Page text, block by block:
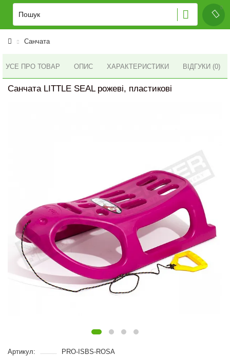
Санчата
УСЕ ПРО ТОВАР ОПИС ХАРАКТЕРИСТИКИ ВІДГУКИ (0)
Санчата LITTLE SEAL рожеві, пластикові
Артикул:
PRO-ISBS-ROSA